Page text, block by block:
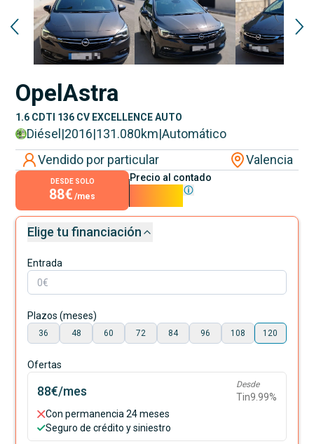
OpelAstra
1.6 CDTI 136 CV EXCELLENCE AUTO
Diésel |2016|131.080km|Automático
Vendido por particular
Valencia
DESDE SOLO
88€ /mes
Precio al contado
Elige tu financiación
Entrada
Plazos (meses)
36 48 60 72 84 96 108 120
Ofertas
88€/mes Desde
Tin9.99%
Con permanencia 24 meses
Seguro de crédito y siniestro